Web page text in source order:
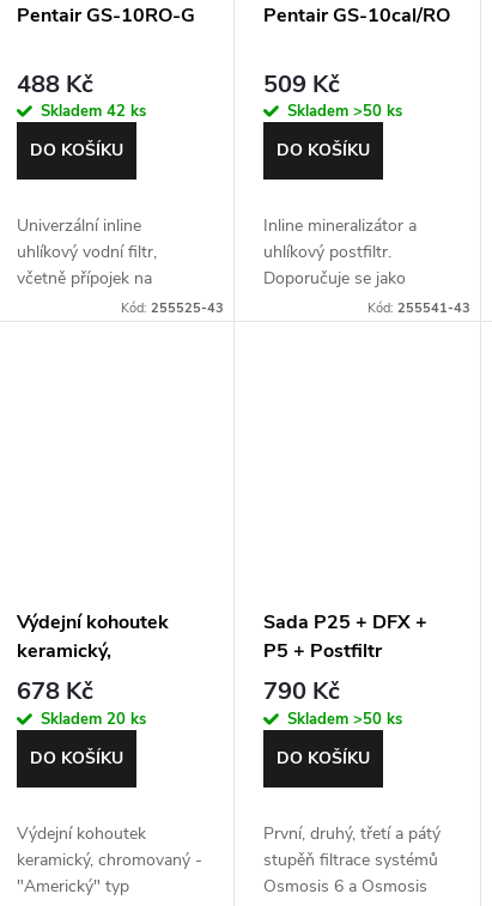
Pentair GS-10RO-G
488 Kč
Skladem 42 ks
DO KOŠÍKU
Univerzální inline
uhlíkový vodní filtr,
včetně přípojek na
Kód: 255525-43
Pentair GS-10cal/RO
509 Kč
Skladem >50 ks
DO KOŠÍKU
Inline mineralizátor a
uhlíkový postfiltr.
Doporučuje se jako
postfiltr pro domácí
Kód: 255541-43
Výdejní kohoutek
keramický,
chromovaný 1/4"
678 Kč
Skladem 20 ks
DO KOŠÍKU
Výdejní kohoutek
keramický, chromovaný -
"Americký" typ
Sada P25 + DFX +
P5 + Postfiltr
790 Kč
Skladem >50 ks
DO KOŠÍKU
První, druhý, třetí a pátý
stupěň filtrace systémů
Osmosis 6 a Osmosis